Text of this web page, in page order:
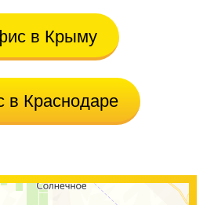
в Крыму
в Краснодаре